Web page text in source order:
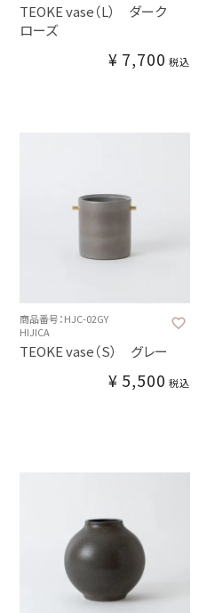
TEOKE vase（L） ダーク
ローズ
¥ 7,700 税込
商品番号：HJC-02GY
HIJICA
TEOKE vase（S） グレー
¥ 5,500 税込